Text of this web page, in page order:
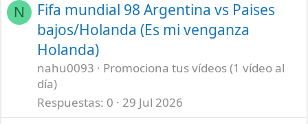
N
Fifa mundial 98 Argentina vs Paises
bajos/Holanda (Es mi venganza
Holanda)
nahu0093
Promociona tus vídeos (1 vídeo al
día)
Respuestas 0 29 Jul 2026